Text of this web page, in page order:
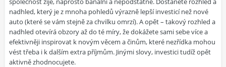
nadhled, který je z mnoha pohledů výrazně lepší investicí než nové
auto (které se vám stejně za chvilku omrzí). A opět – takový rozhled a
nadhled otevírá obzory až do té míry, že dokážete sami sebe více a
efektivněji inspirovat k novým věcem a činům, které nezřídka mohou
vést třeba i k dalším extra příjmům. Jinými slovy, investici tudíž opět
aktivně zhodnocujete.